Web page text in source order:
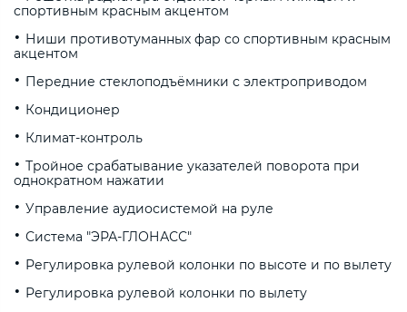
спортивным красным акцентом
Ниши противотуманных фар со спортивным красным
акцентом
Передние стеклоподъёмники с электроприводом
Кондиционер
Климат-контроль
Тройное срабатывание указателей поворота при
однократном нажатии
Управление аудиосистемой на руле
Система "ЭРА-ГЛОНАСС"
Регулировка рулевой колонки по высоте и по вылету
Регулировка рулевой колонки по вылету